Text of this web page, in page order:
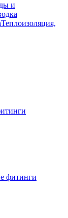
и
Теплоизоляция,
фитинги